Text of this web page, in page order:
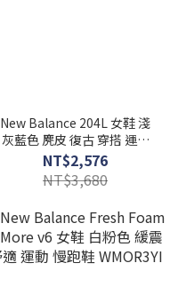
New Balance 204L 女鞋 淺
灰藍色 麂皮 復古 穿搭 運動
休閒鞋 U204L4HH
NT$2,576
NT$3,680